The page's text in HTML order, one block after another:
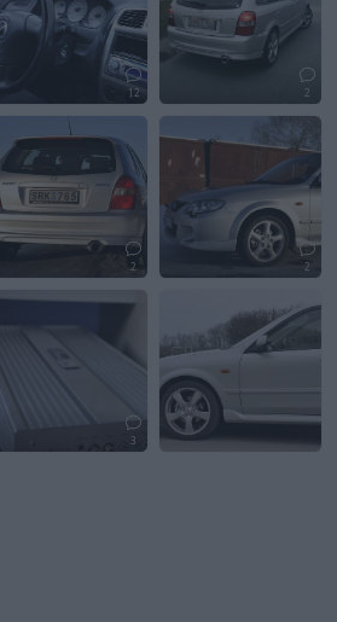
12 2
2 2
3